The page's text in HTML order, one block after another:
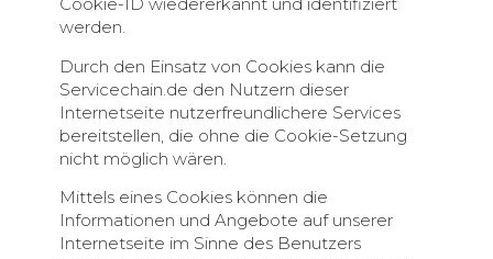
Cookie-ID wiedererkannt und identifiziert
werden.
Durch den Einsatz von Cookies kann die
Servicechain.de den Nutzern dieser
Internetseite nutzerfreundlichere Services
bereitstellen, die ohne die Cookie-Setzung
nicht möglich wären.
Mittels eines Cookies können die
Informationen und Angebote auf unserer
Internetseite im Sinne des Benutzers